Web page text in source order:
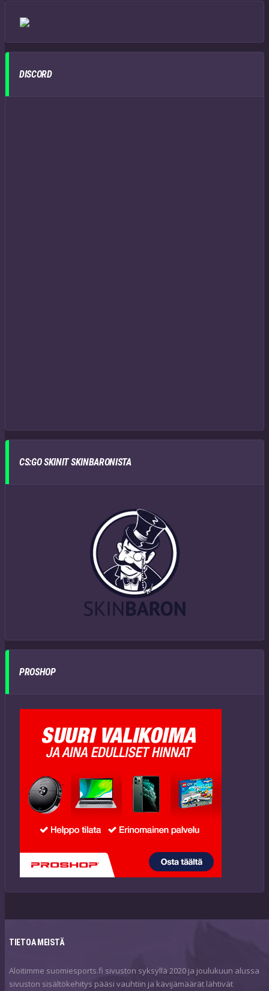
DISCORD
CS:GO SKINIT SKINBARONISTA
PROSHOP
TIETOA MEISTÄ
Aloitimme suomiesports.fi sivuston syksyllä 2020 ja joulukuun alussa
sivuston sisältökehitys pääsi vauhtiin ja kävijämäärät lähtivät